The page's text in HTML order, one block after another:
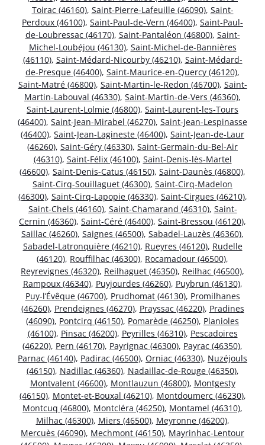
Toirac (46160), Saint-Pierre-Lafeuille (46090), Saint-
Perdoux (46100), Saint-Paul-de-Vern (46400), Saint-Paul-
de-Loubressac (46170), Saint-Pantaléon (46800), Saint-
Michel-Loubéjou (46130), Saint-Michel-de-Bannières
(46110), Saint-Médard-Nicourby (46210), Saint-Médard-
de-Presque (46400), Saint-Maurice-en-Quercy (46120),
Saint-Matré (46800), Saint-Martin-le-Redon (46700), Saint-
Martin-Labouval (46330), Saint-Martin-de-Vers (46360),
Saint-Laurent-Lolmie (46800), Saint-Laurent-les-Tours
(46400), Saint-Jean-Mirabel (46270), Saint-Jean-Lespinasse
(46400), Saint-Jean-Lagineste (46400), Saint-Jean-de-Laur
(46260), Saint-Géry (46330), Saint-Germain-du-Bel-Air
(46310), Saint-Félix (46100), Saint-Denis-lès-Martel
(46600), Saint-Denis-Catus (46150), Saint-Daunès (46800),
Saint-Cirq-Souillaguet (46300), Saint-Cirq-Madelon
(46300), Saint-Cirq-Lapopie (46330), Saint-Cirgues (46210),
Saint-Chels (46160), Saint-Chamarand (46310), Saint-
Cernin (46360), Saint-Céré (46400), Saint-Bressou (46120),
Saillac (46260), Saignes (46500), Sabadel-Lauzès (46360),
Sabadel-Latronquière (46210), Rueyres (46120), Rudelle
(46120), Rouffilhac (46300), Rocamadour (46500),
Reyrevignes (46320), Reilhaguet (46350), Reilhac (46500),
Rampoux (46340), Puyjourdes (46260), Puybrun (46130),
Puy-l’Évêque (46700), Prudhomat (46130), Promilhanes
(46260), Prendeignes (46270), Prayssac (46220), Pradines
(46090), Pontcirq (46150), Pomarède (46250), Planioles
(46100), Pinsac (46200), Peyrilles (46310), Pescadoires
(46220), Pern (46170), Payrignac (46300), Payrac (46350),
Parnac (46140), Padirac (46500), Orniac (46330), Nuzéjouls
(46150), Nadillac (46360), Nadaillac-de-Rouge (46350),
Montvalent (46600), Montlauzun (46800), Montgesty
(46150), Montet-et-Bouxal (46210), Montdoumerc (46230),
Montcuq (46800), Montcléra (46250), Montamel (46310),
Milhac (46300), Miers (46500), Meyronne (46200),
Mercuès (46090), Mechmont (46150), Mayrinhac-Lentour